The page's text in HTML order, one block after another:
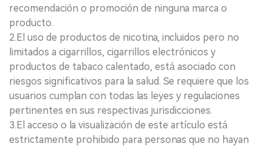
recomendación o promoción de ninguna marca o
producto.
2.El uso de productos de nicotina, incluidos pero no
limitados a cigarrillos, cigarrillos electrónicos y
productos de tabaco calentado, está asociado con
riesgos significativos para la salud. Se requiere que los
usuarios cumplan con todas las leyes y regulaciones
pertinentes en sus respectivas jurisdicciones.
3.El acceso o la visualización de este artículo está
estrictamente prohibido para personas que no hayan